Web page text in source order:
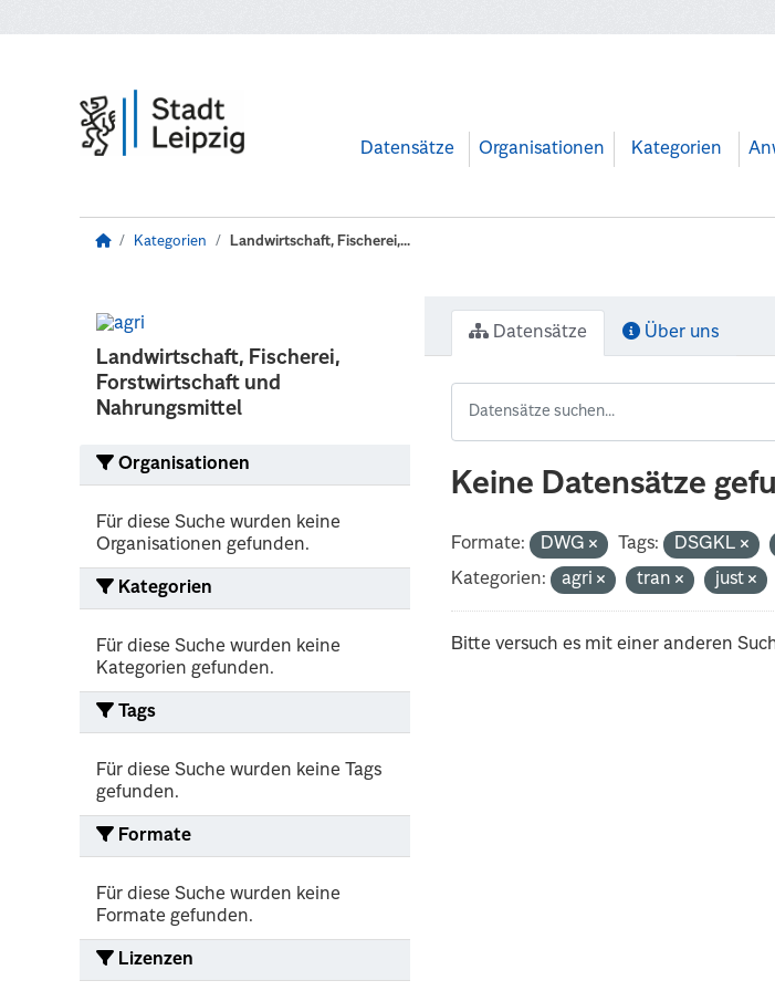
Datensätze Organisationen Kategorien
Kategorien Landwirtschaft, Fischerei,...
Landwirtschaft, Fischerei,
Forstwirtschaft und
Nahrungsmittel
Organisationen
Für diese Suche wurden keine
Organisationen gefunden.
Kategorien
Für diese Suche wurden keine
Kategorien gefunden.
Tags
Für diese Suche wurden keine Tags
gefunden.
Formate
Für diese Suche wurden keine
Formate gefunden.
Lizenzen
Datensätze Über uns
Keine Datensätze
Formate: DWG Tags: DSGKL
Kategorien:
agri tran just
Bitte versuch es mit einer anderen